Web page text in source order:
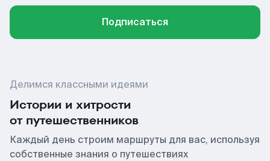
Подписаться
Делимся классными идеями
Истории и хитрости
от путешественников
Каждый день строим маршруты для вас, используя
собственные знания о путешествиях